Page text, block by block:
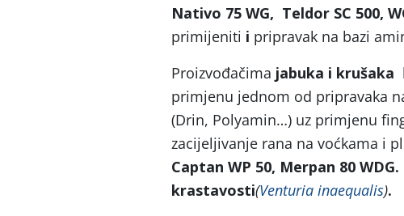
Nativo 75 WG, Teldor SC 500,
primijeniti i pripravak na bazi
Proizvođačima jabuka i krušaka
primjenu jednom od pripravaka
(Drin, Polyamin…) uz primjenu
zacijeljivanje rana na voćkama i
Captan WP 50, Merpan 80 WDG.
krastavosti(Venturia inaequalis).